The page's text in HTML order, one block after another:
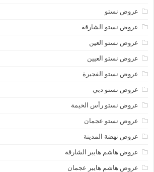
عروض نستو
عروض نستو الشارقة
عروض نستو العين
عروض نستو العيين
عروض نستو الفجيرة
عروض نستو دبي
عروض نستو رأس الخيمة
عروض نستو عجمان
عروض نهضة المدينة
عروض هاشم هايبر الشارقة
عروض هاشم هايبر عجمان